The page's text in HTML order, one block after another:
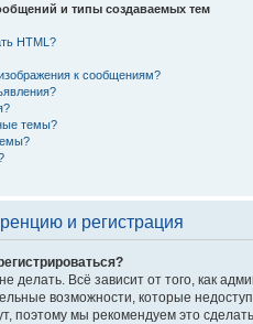
и типы создаваемых тем
HTML?
к сообщениям?
темы?
и регистрация
делать. Всё зависит от того, как
возможности, которые
поэтому мы рекомендуем это сделать.